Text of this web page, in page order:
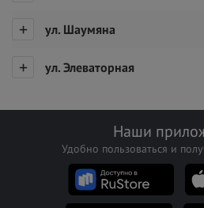
ул. Шаумяна
ул. Элеваторная
Наши
Удобно пользоваться и